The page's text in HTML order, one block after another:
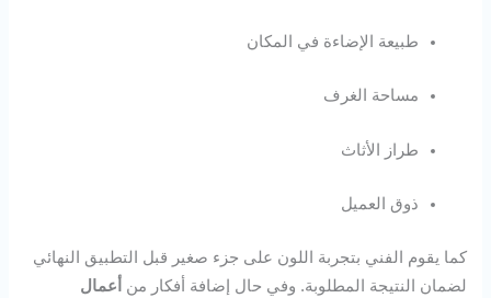
طبيعة الإضاءة في المكان
مساحة الغرف
طراز الأثاث
ذوق العميل
كما يقوم الفني بتجربة اللون على جزء صغير قبل التطبيق النهائي
لضمان النتيجة المطلوبة. وفي حال إضافة أفكار من
أعمال